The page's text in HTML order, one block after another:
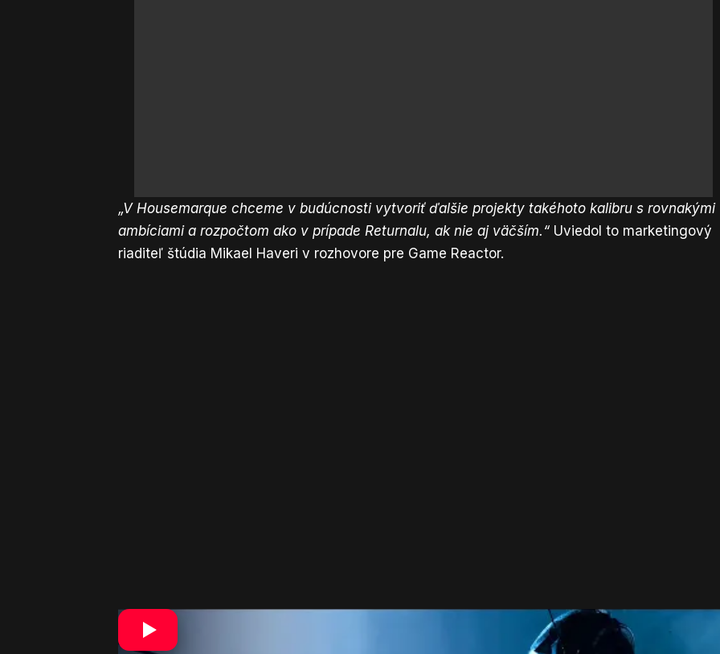
„V Housemarque chceme v budúcnosti vytvoriť ďalšie projekty takéhoto kalibru s rovnakými
ambíciami a rozpočtom ako v prípade Returnalu, ak nie aj väčším.“ Uviedol to marketingový
riaditeľ štúdia Mikael Haveri v rozhovore pre Game Reactor.
Podľa jeho slov im s najnovšie vydanou hrou ostal len jeden projekt. Práve na ňom má byť
postavený základný bod toho, na čom chcú stavať ich budúce tituly.